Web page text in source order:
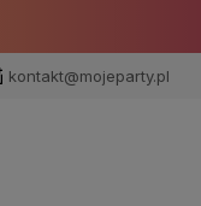
kontakt@mojeparty.pl